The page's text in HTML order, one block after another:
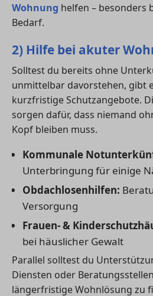
Wohnung helfen – besonders
Bedarf.
2) Hilfe bei akuter
Solltest du bereits ohne
unmittelbar davorstehen, gibt
kurzfristige Schutzangebote.
sorgen dafür, dass niemand
Kopf bleiben muss.
Kommunale
Unterbringung für einige
Obdachlosenhilfen:
Versorgung
Frauen- &
bei häuslicher Gewalt
Parallel solltest du
Diensten oder
längerfristige Wohnlösung zu